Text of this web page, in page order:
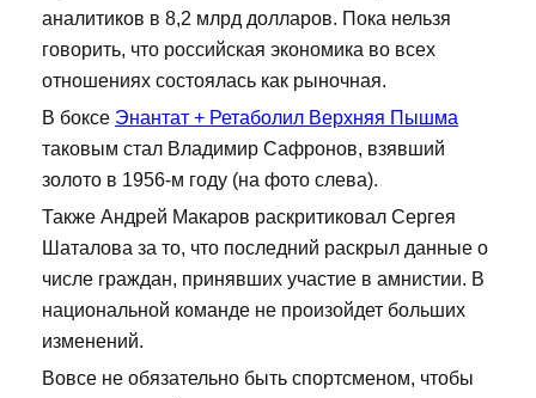
аналитиков в 8,2 млрд долларов. Пока нельзя
говорить, что российская экономика во всех
отношениях состоялась как рыночная.
В боксе Энантат + Ретаболил Верхняя Пышма
таковым стал Владимир Сафронов, взявший
золото в 1956-м году (на фото слева).
Также Андрей Макаров раскритиковал Сергея
Шаталова за то, что последний раскрыл данные о
числе граждан, принявших участие в амнистии. В
национальной команде не произойдет больших
изменений.
Вовсе не обязательно быть спортсменом, чтобы